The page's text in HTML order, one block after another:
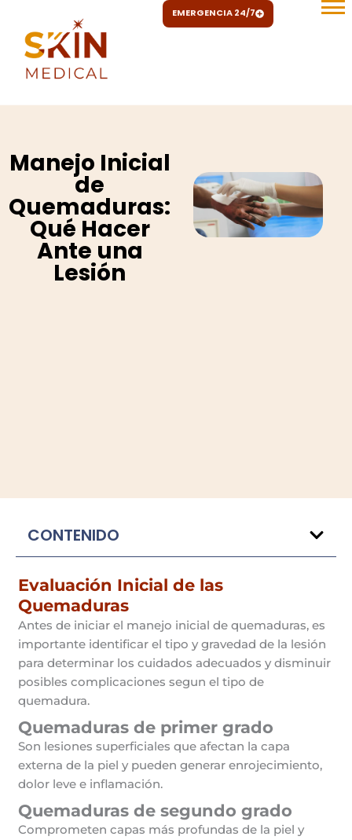
contenido
EMERGENCIA 24/7
Manejo Inicial
de
Quemaduras:
Qué Hacer
Ante una
Lesión
CONTENIDO
Evaluación Inicial de las
Quemaduras
Antes de iniciar el manejo inicial de quemaduras, es
importante identificar el tipo y gravedad de la lesión
para determinar los cuidados adecuados y disminuir
posibles complicaciones segun el tipo de
quemadura.
Quemaduras de primer grado
Son lesiones superficiales que afectan la capa
externa de la piel y pueden generar enrojecimiento,
dolor leve e inflamación.
Quemaduras de segundo grado
Comprometen capas más profundas de la piel y